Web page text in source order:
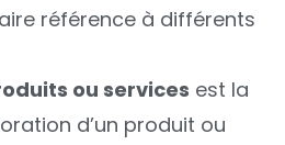
référence à différents
ou services est la
d’un produit ou